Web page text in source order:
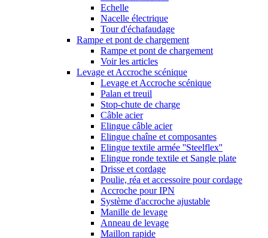
Echelle
Nacelle électrique
Tour d'échafaudage
Rampe et pont de chargement
Rampe et pont de chargement
Voir les articles
Levage et Accroche scénique
Levage et Accroche scénique
Palan et treuil
Stop-chute de charge
Câble acier
Elingue câble acier
Elingue chaîne et composantes
Elingue textile armée ''Steelflex''
Elingue ronde textile et Sangle plate
Drisse et cordage
Poulie, réa et accessoire pour cordage
Accroche pour IPN
Système d'accroche ajustable
Manille de levage
Anneau de levage
Maillon rapide